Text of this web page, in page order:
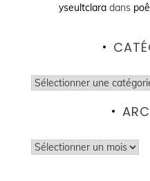
yseultclaradans
Catégories
Archives